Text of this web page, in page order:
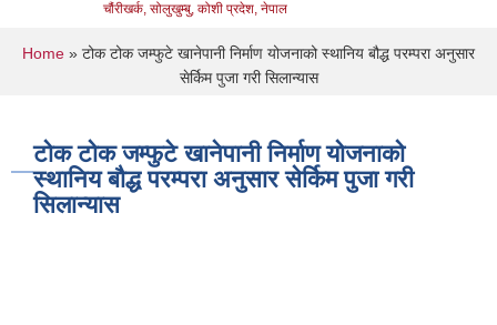
चौंरीखर्क, सोलुखुम्बु, कोशी प्रदेश, नेपाल
You are here
Home » टोक टोक जम्फुटे खानेपानी निर्माण योजनाको स्थानिय बौद्ध परम्परा अनुसार
सेर्किम पुजा गरी सिलान्यास
टोक टोक जम्फुटे खानेपानी निर्माण योजनाको
स्थानिय बौद्ध परम्परा अनुसार सेर्किम पुजा गरी
सिलान्यास